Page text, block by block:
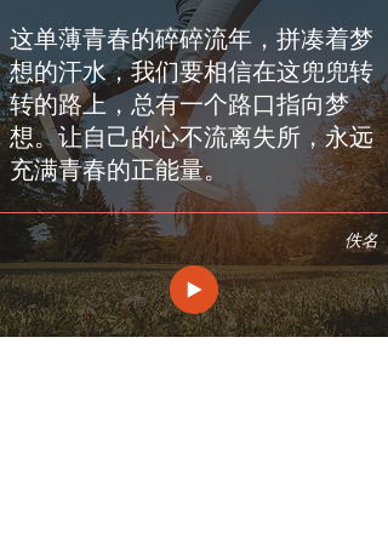
这单薄青春的碎碎流年，拼凑着梦
想的汗水，我们要相信在这兜兜转
转的路上，总有一个路口指向梦
想。让自己的心不流离失所，永远
充满青春的正能量。
佚名